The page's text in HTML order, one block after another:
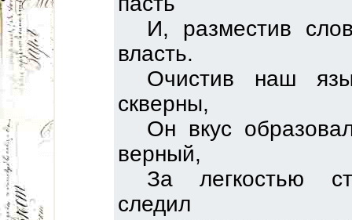
И, разместив
власть.
Очистив наш
скверны,
Он вкус
верный,
За легкостью
следил